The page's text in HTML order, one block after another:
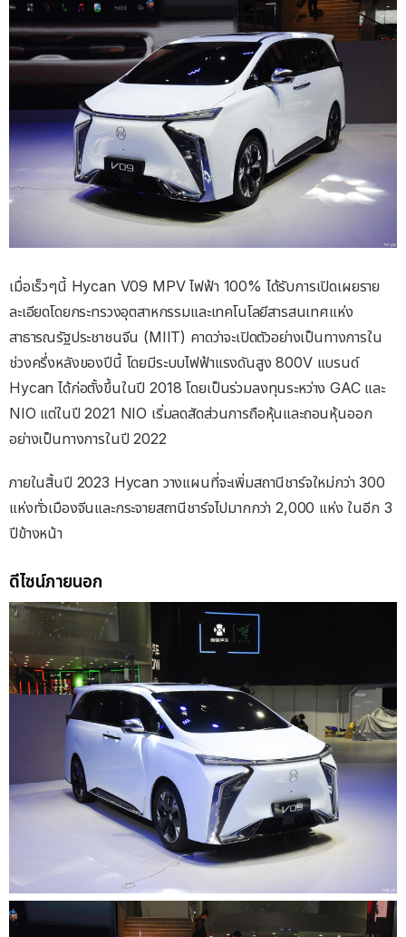
เมื่อเร็วๆนี้ Hycan V09 MPV ไฟฟ้า 100% ได้รับการเปิดเผยราย
ละเอียดโดยกระทรวงอุตสาหกรรมและเทคโนโลยีสารสนเทศแห่ง
สาธารณรัฐประชาชนจีน (MIIT) คาดว่าจะเปิดตัวอย่างเป็นทางการใน
ช่วงครึ่งหลังของปีนี้ โดยมีระบบไฟฟ้าแรงดันสูง 800V แบรนด์
Hycan ได้ก่อตั้งขึ้นในปี 2018 โดยเป็นร่วมลงทุนระหว่าง GAC และ
NIO แต่ในปี 2021 NIO เริ่มลดสัดส่วนการถือหุ้นและถอนหุ้นออก
อย่างเป็นทางการในปี 2022
ภายในสิ้นปี 2023 Hycan วางแผนที่จะเพิ่มสถานีชาร์จใหม่กว่า 300
แห่งทั่วเมืองจีนและกระจายสถานีชาร์จไปมากกว่า 2,000 แห่ง ในอีก 3
ปีข้างหน้า
ดีไซน์ภายนอก